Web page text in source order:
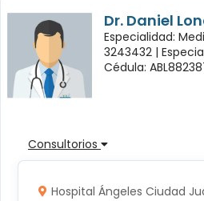
Dr. Daniel
Especialidad:
3243432 |
Cédula:
Consultorios
Hospital Ángeles Ciudad